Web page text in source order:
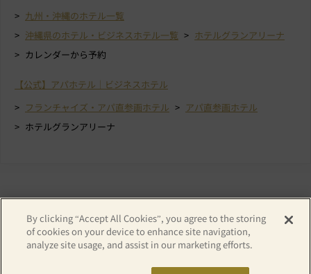
九州・沖縄のホテル一覧
沖縄県のホテル・ビジネスホテル一覧
ホテルグランアリーナ
カレンダーから予約
【公式】アパホテル｜ビジネスホテル
フランチャイズ・アパ直参画ホテル
アパ直参画ホテル
ホテルグランアリーナ
By clicking “Accept All Cookies”, you agree to the storing
of cookies on your device to enhance site navigation,
analyze site usage, and assist in our marketing efforts.